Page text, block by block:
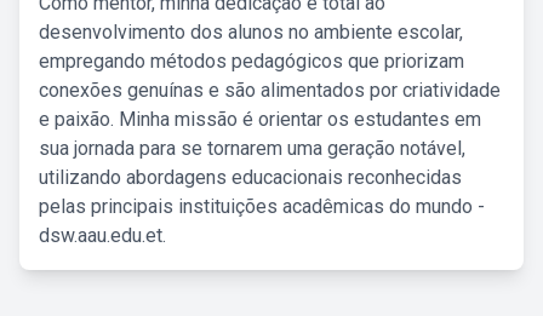
desenvolvimento dos alunos no ambiente escolar,
empregando métodos pedagógicos que priorizam
conexões genuínas e são alimentados por criatividade
e paixão. Minha missão é orientar os estudantes em
sua jornada para se tornarem uma geração notável,
utilizando abordagens educacionais reconhecidas
pelas principais instituições acadêmicas do mundo -
dsw.aau.edu.et.